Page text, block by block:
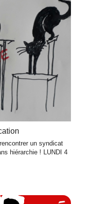
un syndicat
hiérarchie ! LUNDI 4